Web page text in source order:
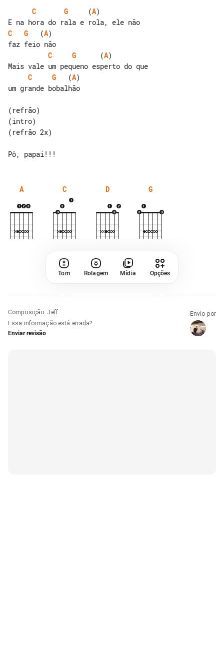
C G
     (
A)
C
G
   (
A)
C
G
      (
A)
C
G
   (
A)
um grande bobalhão
(refrão)
(intro)
(refrão 2x)
A C D G
Tom Rolagem Mídia Opções
Composição: Jeff
Essa informação está errada?
Enviar revisão
Envio por